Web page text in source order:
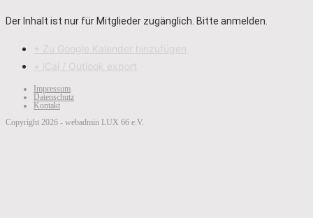
Der Inhalt ist nur für Mitglieder zugänglich. Bitte anmelden.
+ Zu Google Kalender hinzufügen
+ iCal / Outlook export
Impressum
Datenschutz
Kontakt
Copyright 2026 - webadmin LUX 66 e.V.